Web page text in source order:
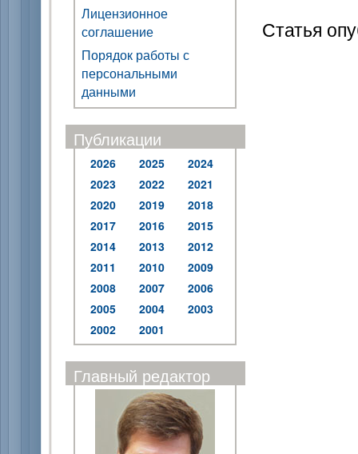
Лицензионное
соглашение
Порядок работы с
персональными
данными
Публикации
2026 2025
2024
2023
2022
2021
2020
2019
2018
2017
2016
2015
2014
2013
2012
2011
2010
2009
2008
2007
2006
2005
2004
2003
2002
2001
Главный редактор
Статья